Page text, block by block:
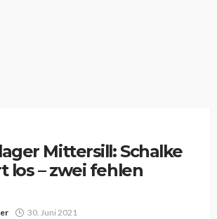
Mittersill: Schalke
los – zwei fehlen
30. Juni 2021